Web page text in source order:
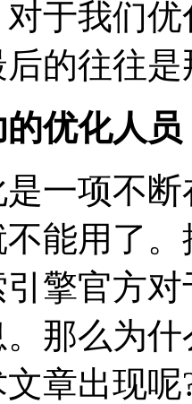
于我们
的往往
优化人
一项不
能用了
擎官方
那么为
章出现